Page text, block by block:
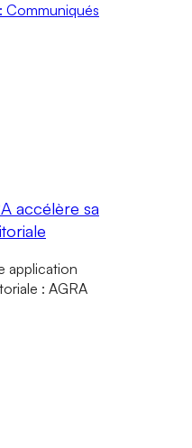
Communiqués
accélère sa
application
: AGRA